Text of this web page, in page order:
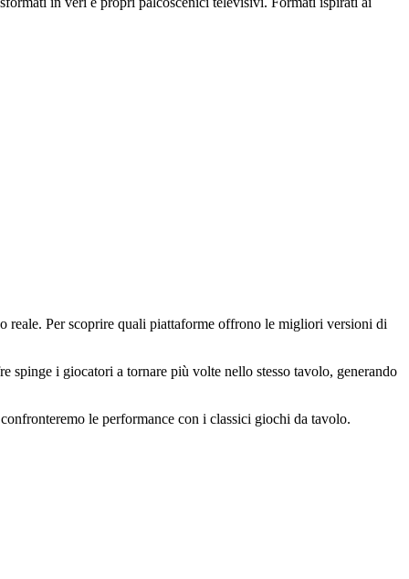
reale. Per scoprire quali piattaforme offrono le migliori versioni di
spinge i giocatori a tornare più volte nello stesso tavolo, generando
le performance con i classici giochi da tavolo.